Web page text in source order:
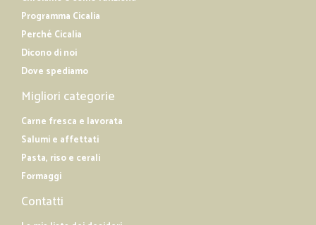
Programma Cicalia
Perché Cicalia
Dicono di noi
Dove spediamo
Migliori categorie
Carne fresca e lavorata
Salumi e affettati
Pasta, riso e cerali
Formaggi
Contatti